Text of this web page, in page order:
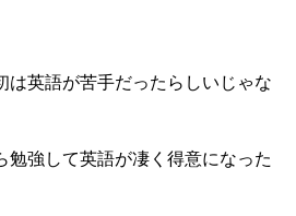
英語が苦手だったらしいじゃな
して英語が凄く得意になった